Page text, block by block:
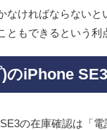
なければならないと
ともできる という利
のiPhone
の在庫確認は「